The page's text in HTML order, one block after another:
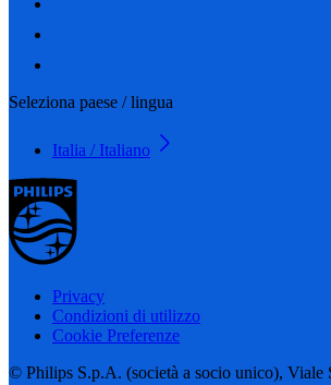
Seleziona paese / lingua
Italia / Italiano
Privacy
Condizioni di utilizzo
Cookie Preferenze
© Philips S.p.A. (società a socio unico), Viale